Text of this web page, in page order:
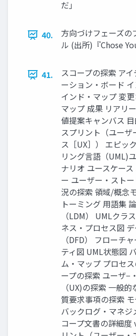
だ」
40.
方向づけフェーズの
ル (出所)『Chose
41.
スコープの探索 ア
ーション・ボード
インド・マップ 変
マップ 成果 リアリ
値提案キャンバス
スプリント（ユーザ
ス［UX］） エピッ
リング言語（UML)
ナリオ ユースケー
ー ユーザー・スト
況の探索 領域/概念
トーミング 用語集
（LDM） UMLクラ
ネス・プロセス図
（DFD） フローチ
ティ図 UML状態図
ム・マップ プロセ
ープの探索 ユーザ−
（UX)の探索 一般
質要求事項の探索
バックログ・マネ
コープ文書の詳細